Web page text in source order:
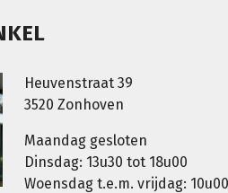
Heuvenstraat 39
3520 Zonhoven
Maandag gesloten
Dinsdag: 13u30 tot 18u00
Woensdag t.e.m. vrijdag: